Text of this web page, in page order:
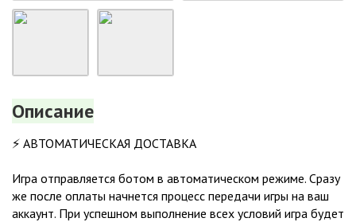
Описание
⚡️ АВТОМАТИЧЕСКАЯ ДОСТАВКА
Игра отправляется ботом в автоматическом режиме. Сразу
же после оплаты начнется процесс передачи игры на ваш
аккаунт. При успешном выполнение всех условий игра будет